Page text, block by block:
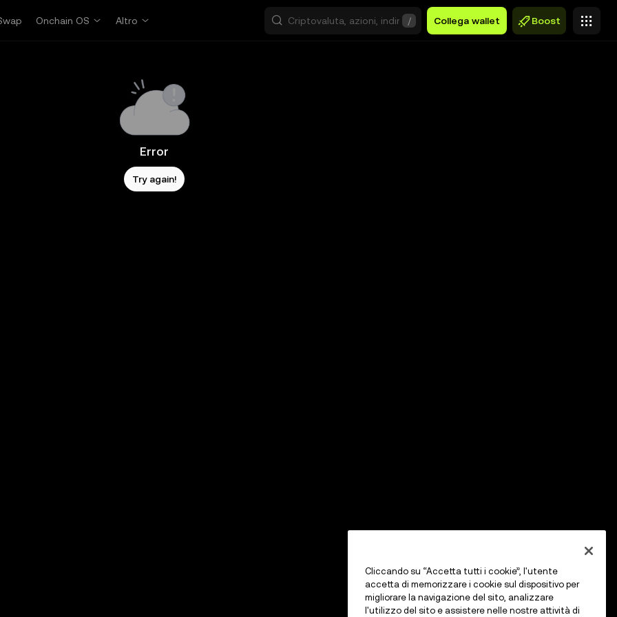
Onchain OS Altro / Collega wallet Boost
Error
Try again!
Cliccando su “Accetta tutti i cookie”, l'utente
accetta di memorizzare i cookie sul dispositivo per
migliorare la navigazione del sito, analizzare
l'utilizzo del sito e assistere nelle nostre attività di